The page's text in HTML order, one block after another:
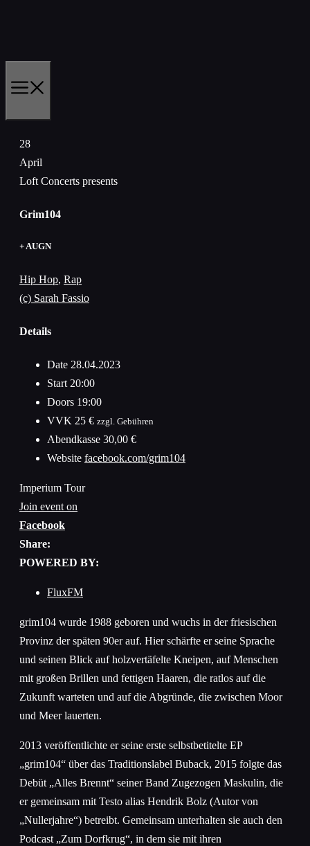
28
April
Loft Concerts presents
Grim104
+ AUGN
Hip Hop, Rap
(c) Sarah Fassio
Details
Date 28.04.2023
Start 20:00
Doors 19:00
VVK 25 € zzgl. Gebühren
Abendkasse 30,00 €
Website facebook.com/grim104
Imperium Tour
Join event on
Facebook
Share:
POWERED BY:
FluxFM
grim104 wurde 1988 geboren und wuchs in der friesischen
Provinz der späten 90er auf. Hier schärfte er seine Sprache
und seinen Blick auf holzvertäfelte Kneipen, auf Menschen
mit großen Brillen und fettigen Haaren, die ratlos auf die
Zukunft warteten und auf die Abgründe, die zwischen Moor
und Meer lauerten.
2013 veröffentlichte er seine erste selbstbetitelte EP
„grim104“ über das Traditionslabel Buback, 2015 folgte das
Debüt „Alles Brennt“ seiner Band Zugezogen Maskulin, die
er gemeinsam mit Testo alias Hendrik Bolz (Autor von
„Nullerjahre“) betreibt. Gemeinsam unterhalten sie auch den
Podcast „Zum Dorfkrug“, in dem sie mit ihren